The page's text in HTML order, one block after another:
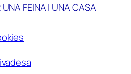
FEINA I UNA CASA